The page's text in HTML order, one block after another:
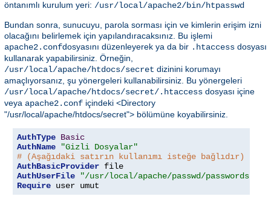
öntanımlı kurulum yeri: /usr/local/apache2/bin/htpasswd
Bundan sonra, sunucuyu, parola sorması için ve kimlerin erişim izni
olacağını belirlemek için yapılandıracaksınız. Bu işlemi
apache2.confdosyasını düzenleyerek ya da bir .htaccess dosyası
kullanarak yapabilirsiniz. Örneğin,
/usr/local/apache/htdocs/secret dizinini korumayı
amaçlıyorsanız, şu yönergeleri kullanabilirsiniz. Bu yönergeleri
/usr/local/apache/htdocs/secret/.htaccess dosyası içine
veya apache2.conf içindeki <Directory
"/usr/local/apache/htdocs/secret"> bölümüne koyabilirsiniz.
AuthType Basic
AuthName
"Gizli Dosyalar"
# (Aşağıdaki satırın kullanımı isteğe bağlıdır)
AuthBasicProvider
AuthUserFile
"/usr/local/apache/passwd/passwords"
Require user umut